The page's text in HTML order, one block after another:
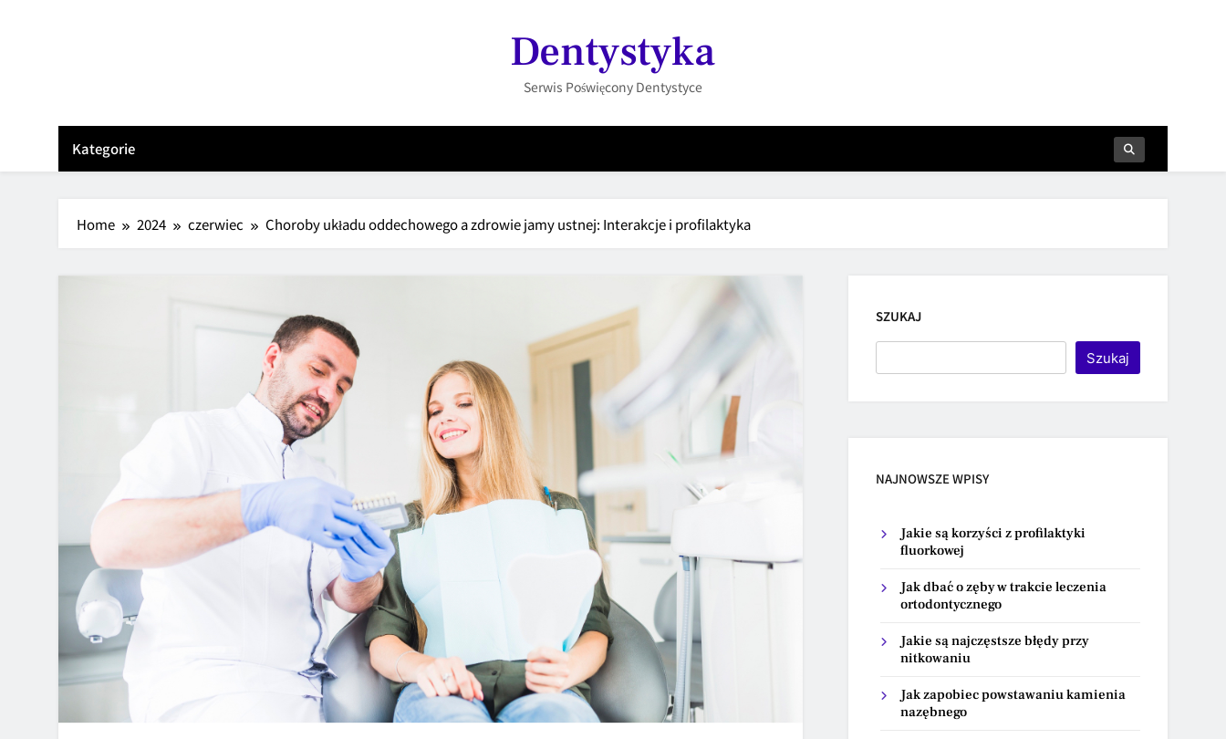
Dentystyka
Serwis Poświęcony Dentystyce
Kategorie
Home 2024 czerwiec Choroby układu oddechowego a zdrowie jamy ustnej: Interakcje i profilaktyka
SZUKAJ
Szukaj
NAJNOWSZE WPISY
Jakie są korzyści z profilaktyki
fluorkowej
Jak dbać o zęby w trakcie leczenia
ortodontycznego
Jakie są najczęstsze błędy przy
nitkowaniu
Jak zapobiec powstawaniu kamienia
nazębnego